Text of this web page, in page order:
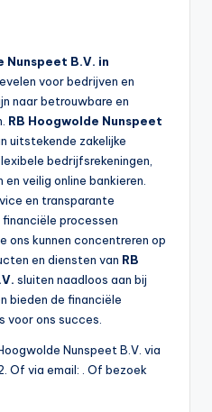
Nunspeet B.V. in
voor bedrijven en
naar betrouwbare en
RB Hoogwolde Nunspeet
uitstekende zakelijke
bedrijfsrekeningen,
veilig online bankieren.
en transparante
processen
ons kunnen concentreren op
en diensten van RB
sluiten naadloos aan bij
bieden de financiële
voor ons succes.
Nunspeet B.V. via
Of via email: . Of bezoek